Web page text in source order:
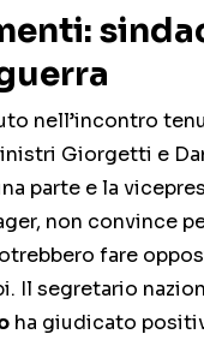
nell’incontro
Giorgetti e
parte e la
non convince
fare
Il segretario
ha giudicato